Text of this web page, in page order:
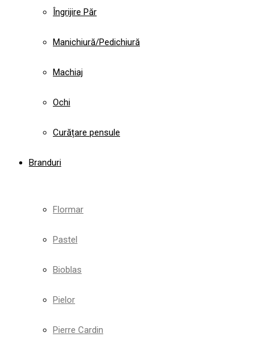
Îngrijire Păr
Manichiură/Pedichiură
Machiaj
Ochi
Curățare pensule
Branduri
Flormar
Pastel
Bioblas
Pielor
Pierre Cardin